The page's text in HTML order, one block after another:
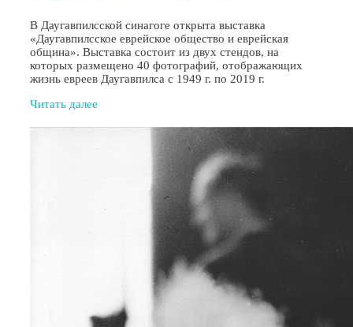
В Даугавпилсской синагоге открыта выставка
«Даугавпилсское еврейское общество и еврейская
община». Выставка состоит из двух стендов, на
которых размещено 40 фотографий, отображающих
жизнь евреев Даугавпилса с 1949 г. по 2019 г.
Читать далее